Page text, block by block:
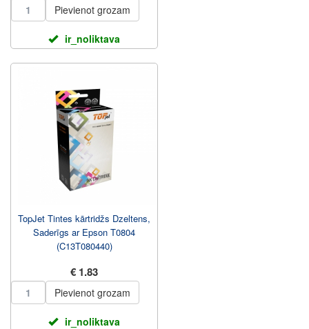
Pievienot grozam
ir_noliktava
TopJet Tintes kārtridžs Dzeltens,
Saderīgs ar Epson T0804
(C13T080440)
€ 1.83
Pievienot grozam
ir_noliktava